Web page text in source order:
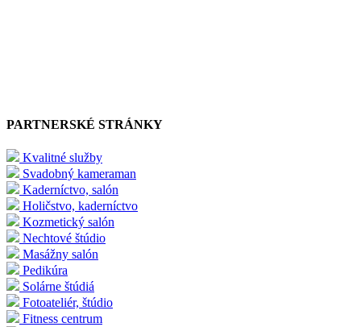
PARTNERSKÉ STRÁNKY
Kvalitné služby
Svadobný kameraman
Kaderníctvo, salón
Holičstvo, kaderníctvo
Kozmetický salón
Nechtové štúdio
Masážny salón
Pedikúra
Solárne štúdiá
Fotoateliér, štúdio
Fitness centrum